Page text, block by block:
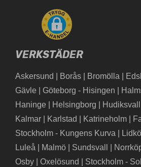
VERKSTÄDER
Askersund Borås Bromölla
Gävle
Göteborg - Hisingen
Haninge
Helsingborg Hudiksvall
Kalmar
Karlstad Katrineholm
Stockholm - Kungens Kurva
Luleå
Malmö Sundsvall
Osby
Oxelösund Stockholm -